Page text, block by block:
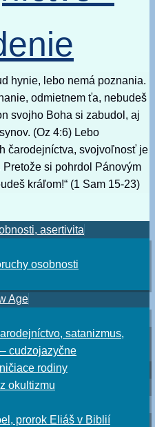
hynie, lebo nemá poznania.
odmietnem ťa, nebudeš
svojho Boha si zabudol, aj
(Oz 4:6) Lebo
čarodejníctva, svojvoľnosť je
si pohrdol Pánovým
kráľom!“ (1 Sam 15-23)
asertivita
osobnosti
Age
satanizmus,
cudzojazyčne
rodiny
okultizmu
prorok Eliáš v Biblií